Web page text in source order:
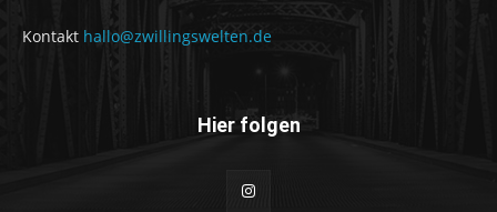
Kontakt hallo@zwillingswelten.de
Hier folgen